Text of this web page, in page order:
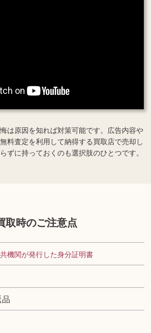
は原因を知れば対策可能です。広告内容や
料査定を利用して納得する買取店で売却し
ずに持っておくのも選択肢のひとつです。
取時のご注意点
機関が発行した身分証明書
品